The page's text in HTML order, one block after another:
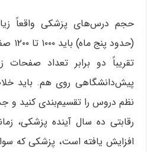
حجم درس‌های پزشکی واقعاً
تقریباً دو برابر تعداد
پیش‌دانشگاهی روی هم. باید
نظم دروس را تقسیم‌بندی کنید و
رقابتی ده سال آینده پزشکی،
افزایش یافته است، پزشکی که